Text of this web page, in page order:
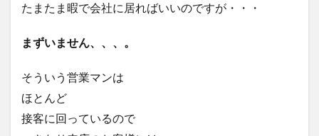
たまたま暇で会社に居ればいいのですが・・・
まずいません、、、。
そういう営業マンは
ほとんど
接客に回っているので